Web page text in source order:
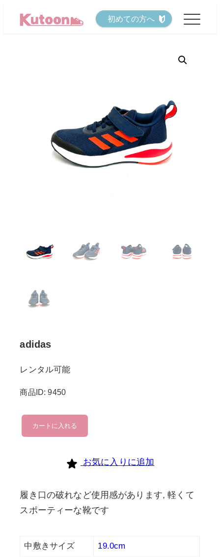
初めての方へ
adidas
レンタル可能
商品ID: 9450
adidas
個
カートに入れる
お気に入りに追加
履き口の破れなど使用感があります, 軽くて
スポーティーな靴です
中敷きサイズ 19.0cm